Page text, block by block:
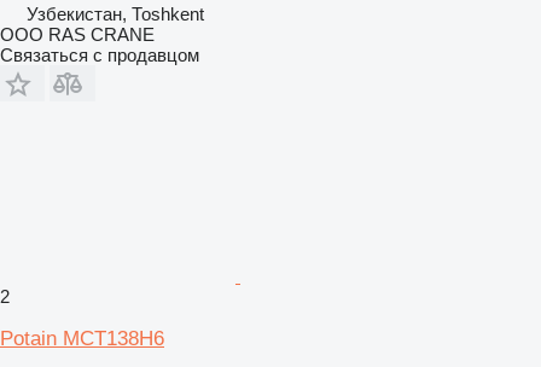
Узбекистан, Тоshkent
ООО RAS CRANE
Связаться с продавцом
2
Potain MCT138H6